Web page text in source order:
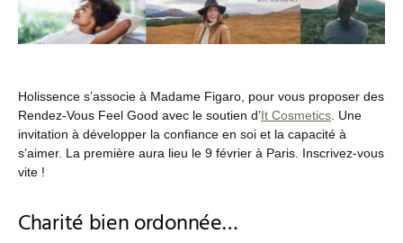
Holissence s’associe à Madame Figaro, pour vous proposer des
Rendez-Vous Feel Good avec le soutien d’It Cosmetics . Une
invitation à développer la confiance en soi et la capacité à
s’aimer. La première aura lieu le 9 février à Paris. Inscrivez-vous
vite !
Charité bien ordonnée…